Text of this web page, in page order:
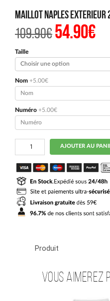
Maillot Naples Exterieur
109.90€Le
prix
était :
109.90€.
54.90€Le
prix
Taille
Nom +5.00€
Numéro +5.00€
quantité
Maillot
Naples
Exterieur
2024
2025
Mario
Rui
AJOUTER AU
Produit
Vous aimerez